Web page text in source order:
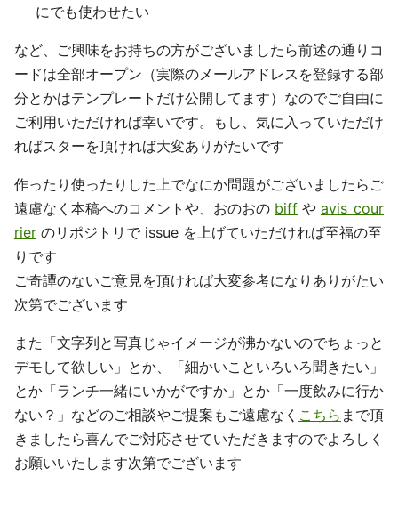
にでも使わせたい
など、ご興味をお持ちの方がございましたら前述の通りコ
ードは全部オープン（実際のメールアドレスを登録する部
分とかはテンプレートだけ公開してます）なのでご自由に
ご利用いただければ幸いです。もし、気に入っていただけ
ればスターを頂ければ大変ありがたいです
作ったり使ったりした上でなにか問題がございましたらご
遠慮なく本稿へのコメントや、おのおの biff や avis_cour
rier のリポジトリで issue を上げていただければ至福の至
りです
ご奇譚のないご意見を頂ければ大変参考になりありがたい
次第でございます
また「文字列と写真じゃイメージが沸かないのでちょっと
デモして欲しい」とか、「細かいこといろいろ聞きたい」
とか「ランチ一緒にいかがですか」とか「一度飲みに行か
ない？」などのご相談やご提案もご遠慮なく こちら まで頂
きましたら喜んでご対応させていただきますのでよろしく
お願いいたします次第でございます